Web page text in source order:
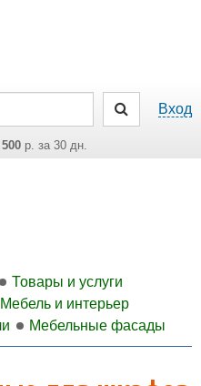
Вход
р. за 30 дн.
Товары и услуги
Мебель и интерьер
Мебельные фасады